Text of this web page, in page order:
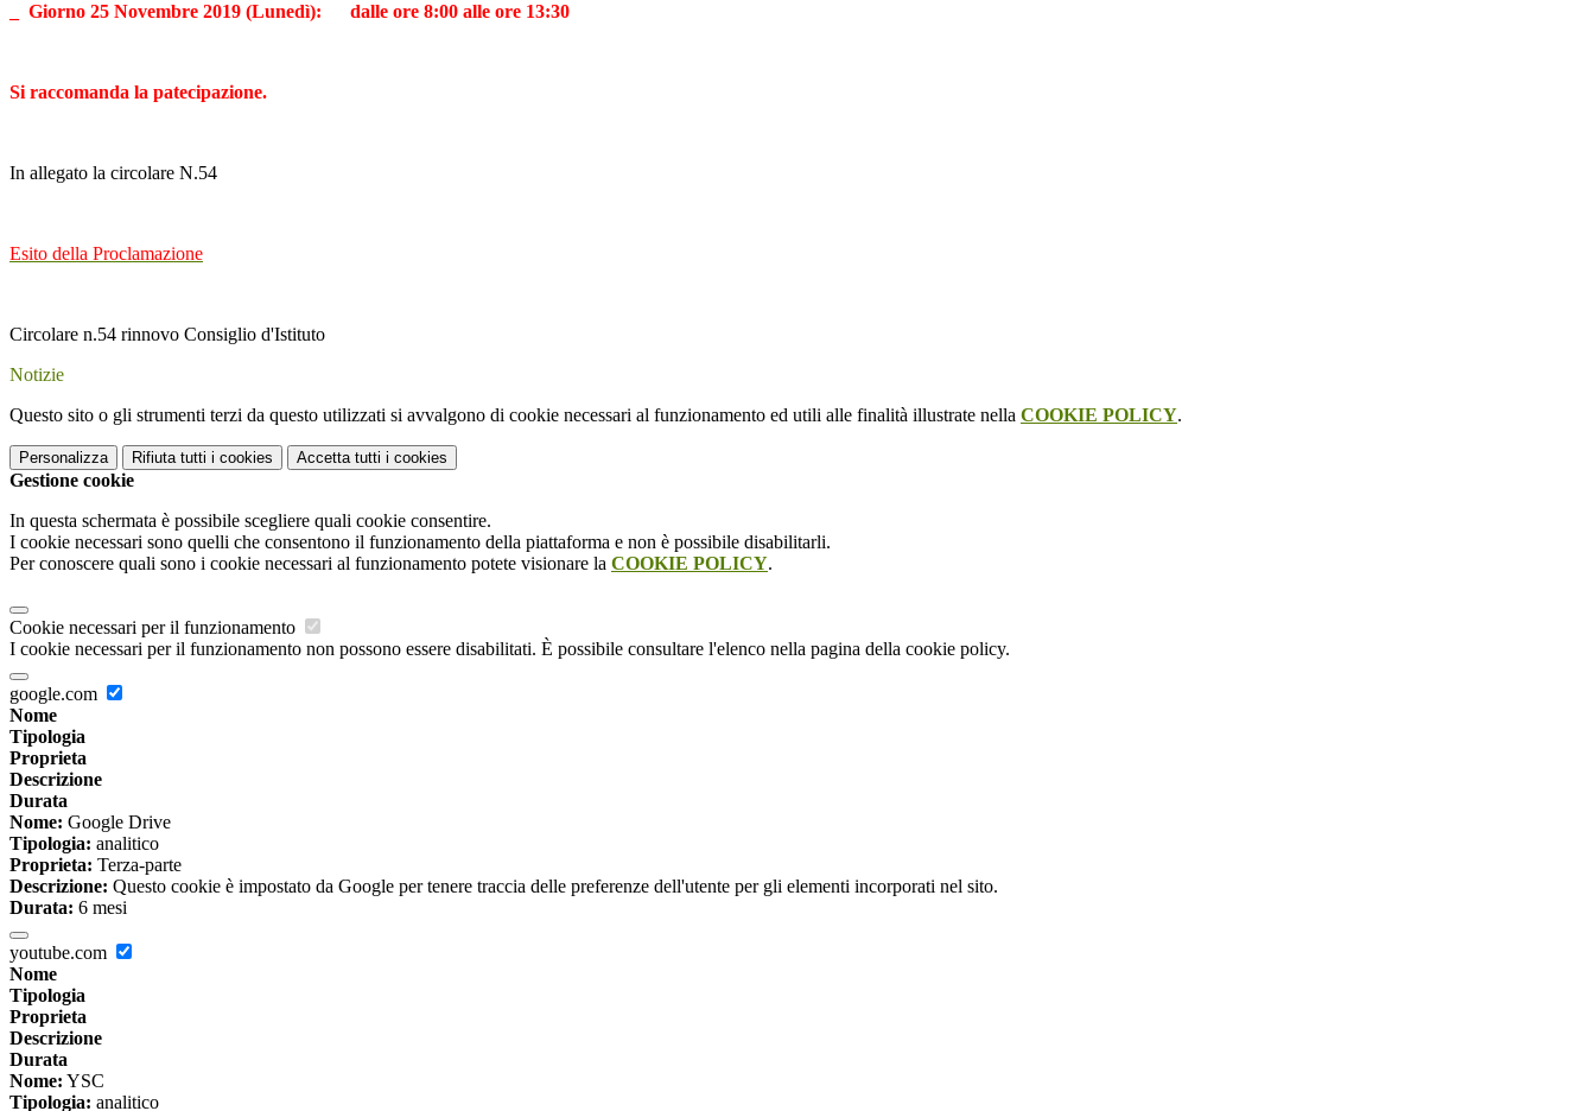
_ Giorno 25 Novembre 2019 (Lunedì): dalle ore 8:00 alle ore 13:30
Si raccomanda la patecipazione.
In allegato la circolare N.54
Esito della Proclamazione
Circolare n.54 rinnovo Consiglio d'Istituto
Notizie
Questo sito o gli strumenti terzi da questo utilizzati si avvalgono di cookie necessari al funzionamento ed utili alle finalità illustrate nella COOKIE POLICY.
Personalizza Rifiuta tutti i cookies Accetta tutti i cookies
Gestione cookie
In questa schermata è possibile scegliere quali cookie consentire.
I cookie necessari sono quelli che consentono il funzionamento della piattaforma e non è possibile disabilitarli.
Per conoscere quali sono i cookie necessari al funzionamento potete visionare la COOKIE POLICY.
Cookie necessari per il funzionamento
I cookie necessari per il funzionamento non possono essere disabilitati. È possibile consultare l'elenco nella pagina della cookie policy.
google.com
Nome
Tipologia
Proprieta
Descrizione
Durata
Nome: Google Drive
Tipologia: analitico
Proprieta: Terza-parte
Descrizione: Questo cookie è impostato da Google per tenere traccia delle preferenze dell'utente per gli elementi incorporati nel sito.
Durata: 6 mesi
youtube.com
Nome
Tipologia
Proprieta
Descrizione
Durata
Nome: YSC
Tipologia: analitico